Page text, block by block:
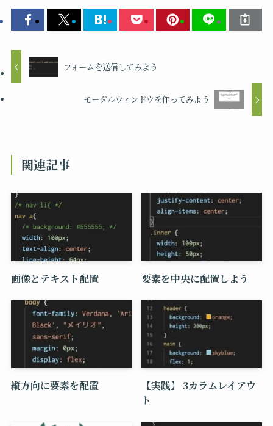
フォームを送信してみよう
モーダルウィンドウを作ってみよう
関連記事
画像とテキスト配置 要素を中央に配置しよう
縦方向に要素を配置
【実践】 3カラムレイアウ
ト